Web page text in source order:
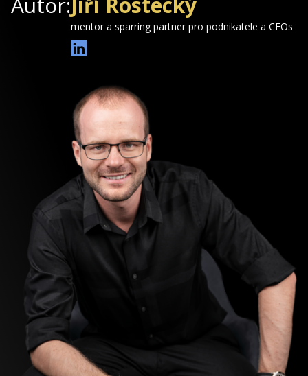
mentor a sparring partner pro podnikatele a CEOs